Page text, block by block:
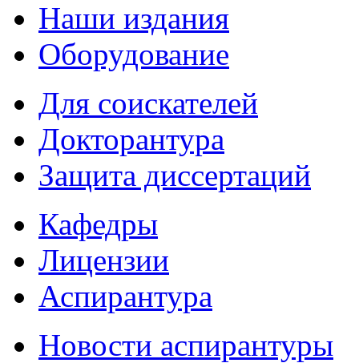
Наши издания
Оборудование
Для соискателей
Докторантура
Защита диссертаций
Кафедры
Лицензии
Аспирантура
Новости аспирантуры